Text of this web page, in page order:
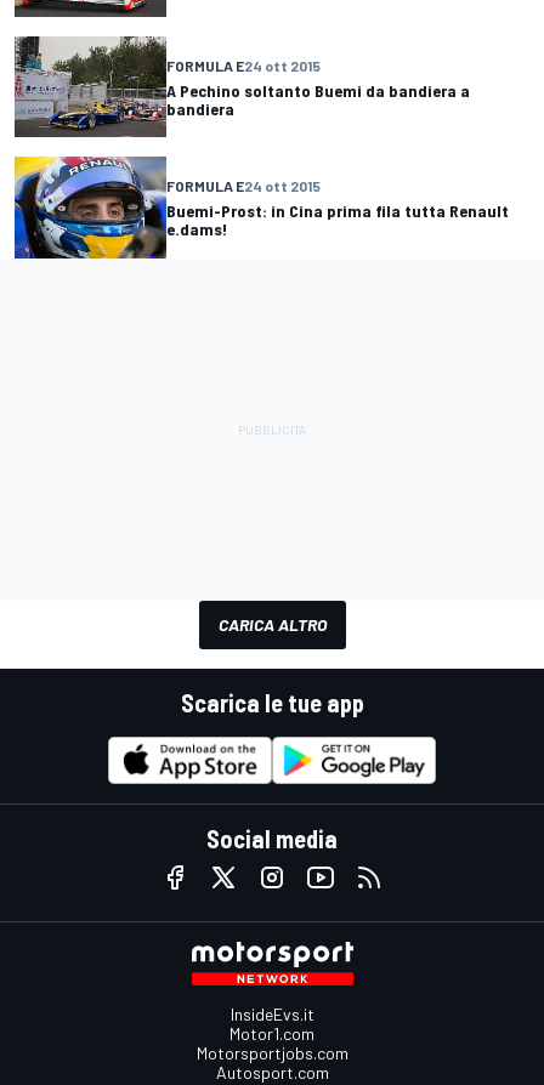
FORMULA E24 ott 2015
A Pechino soltanto Buemi da bandiera a
bandiera
FORMULA E24 ott 2015
Buemi-Prost: in Cina prima fila tutta Renault
e.dams!
CARICA ALTRO
Scarica le tue app
Social media
InsideEvs.it
Motor1.com
Motorsportjobs.com
Autosport.com